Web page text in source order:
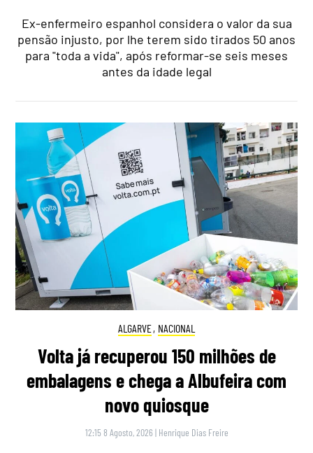
Ex-enfermeiro espanhol considera o valor da sua
pensão injusto, por lhe terem sido tirados 50 anos
para "toda a vida", após reformar-se seis meses
antes da idade legal
ALGARVE, NACIONAL
Volta já recuperou 150 milhões de
embalagens e chega a Albufeira com
novo quiosque
12:15 8 Agosto, 2026 | Henrique Dias Freire